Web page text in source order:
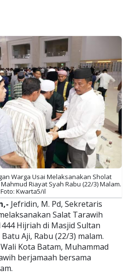
Warga Usai Melaksanakan Sholat
Riayat Syah Rabu (22/3) Malam.
Foto: Kwarta5/il
Jefridin, M. Pd, Sekretaris
Salat Tarawih
Hijriah di Masjid Sultan
Aji, Rabu (22/3) malam.
Kota Batam, Muhammad
berjamaah bersama